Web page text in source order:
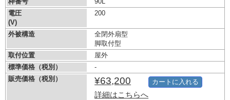
電圧
(V)
200
外被構造
全閉外扇型
脚取付型
取付位置
屋外
標準価格（税別）
-
販売価格（税別）
¥63,200
詳細はこちらへ
カートに入れる